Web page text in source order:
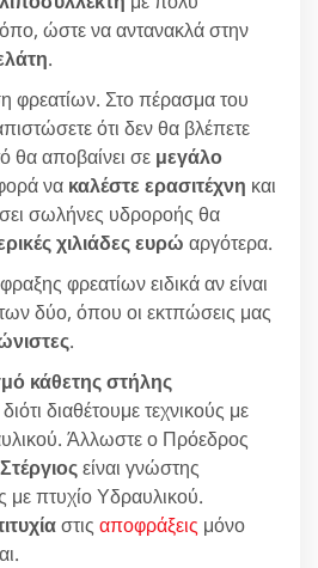
ώστε να αντανακλά στην
.
φρεατίων. Στο πέρασμα του
ότι δεν θα βλέπετε
θα αποβαίνει σε μεγάλο
να καλέστε ερασιτέχνη και
σωλήνες υδροροής θα
χιλιάδες ευρώ αργότερα.
φρεατίων ειδικά αν είναι
δύο, όπου οι εκτπώσεις μας
.
κάθετης στήλης
διαθέτουμε τεχνικούς με
Άλλωστε ο Πρόεδρος
είναι γνώστης
με πτυχίο Υδραυλικού.
στις αποφράξεις μόνο